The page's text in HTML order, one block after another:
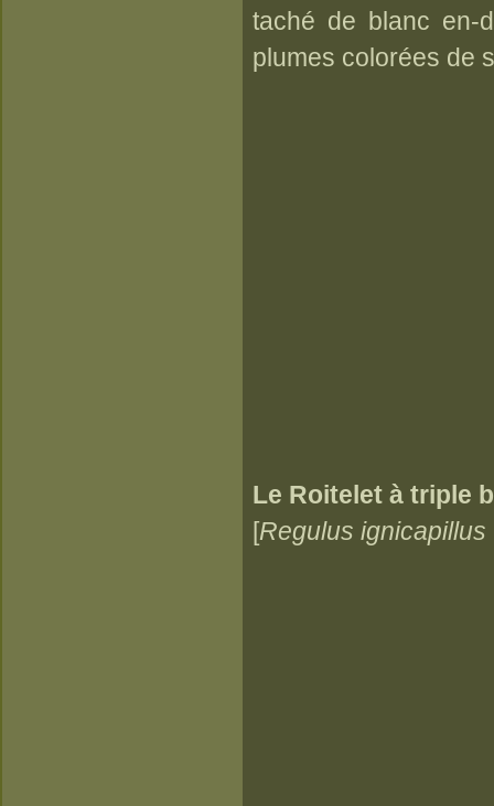
taché de blanc en-
plumes colorées de
Le Roitelet à triple
[Regulus ignicapillus